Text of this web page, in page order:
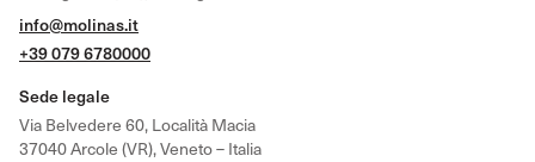
info@molinas.it
+39 079 6780000
Sede legale
Via Belvedere 60, Località Macia
37040 Arcole (VR), Veneto – Italia